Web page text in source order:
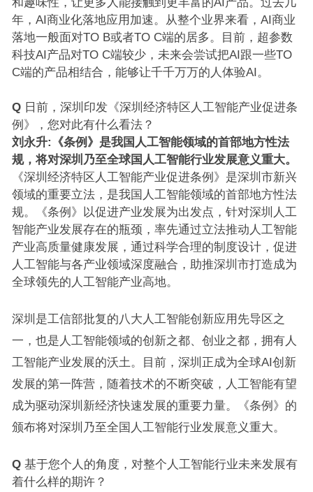
年，AI商业化落地应用加速。从整个业界来看，AI商业
落地一般面对TO B或者TO C端的居多。目前，超参数
科技AI产品对TO C端较少，未来会尝试把AI跟一些TO
C端的产品相结合，能够让千千万万的人体验AI。
Q 日前，深圳印发《深圳经济特区人工智能产业促进条
例》，您对此有什么看法？
刘永升:《条例》是我国人工智能领域的首部地方性法
规，将对深圳乃至全球国人工智能行业发展意义重大。
《深圳经济特区人工智能产业促进条例》是深圳市新兴
领域的重要立法，是我国人工智能领域的首部地方性法
规。《条例》以促进产业发展为出发点，针对深圳人工
智能产业发展存在的瓶颈，率先通过立法推动人工智能
产业高质量健康发展，通过科学合理的制度设计，促进
人工智能与各产业领域深度融合，助推深圳市打造成为
全球领先的人工智能产业高地。
深圳是工信部批复的八大人工智能创新应用先导区之
一，也是人工智能领域的创新之都、创业之都，拥有人
工智能产业发展的沃土。目前，深圳正成为全球AI创新
发展的第一阵营，随着技术的不断突破，人工智能有望
成为驱动深圳新经济快速发展的重要力量。《条例》的
颁布将对深圳乃至全国人工智能行业发展意义重大。
Q 基于您个人的角度，对整个人工智能行业未来发展有
着什么样的期许？